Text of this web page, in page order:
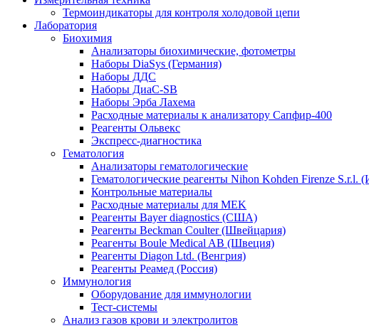
Термоиндикаторы для контроля холодовой цепи
Лаборатория
Биохимия
Анализаторы биохимические, фотометры
Наборы DiaSys (Германия)
Наборы ДДС
Наборы ДиаС-SB
Наборы Эрба Лахема
Расходные материалы к анализатору Сапфир-400
Реагенты Ольвекс
Экспресс-диагностика
Гематология
Анализаторы гематологические
Гематологические реагенты Nihon Kohden Firenze S.r.l.
Контрольные материалы
Расходные материалы для MEK
Реагенты Bayer diagnostics (США)
Реагенты Beckman Coulter (Швейцария)
Реагенты Boule Medical AB (Швеция)
Реагенты Diagon Ltd. (Венгрия)
Реагенты Реамед (Россия)
Иммунология
Оборудование для иммунологии
Тест-системы
Анализ газов крови и электролитов